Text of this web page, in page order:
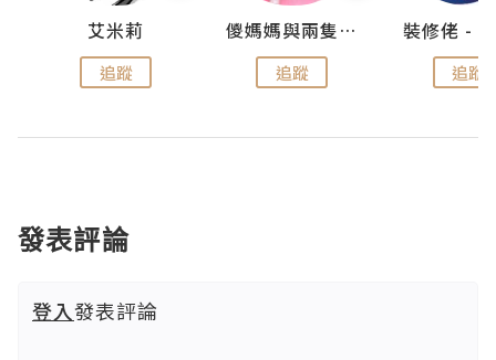
艾米莉
追蹤
儍媽媽與兩隻小魔怪之家
追蹤 追蹤
發表評論
登入發表評論